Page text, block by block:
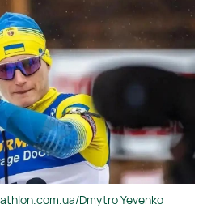
Dmytro Yevenko